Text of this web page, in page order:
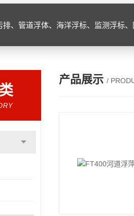
排、管道浮体、海洋浮标、监测浮标
产品展示 /